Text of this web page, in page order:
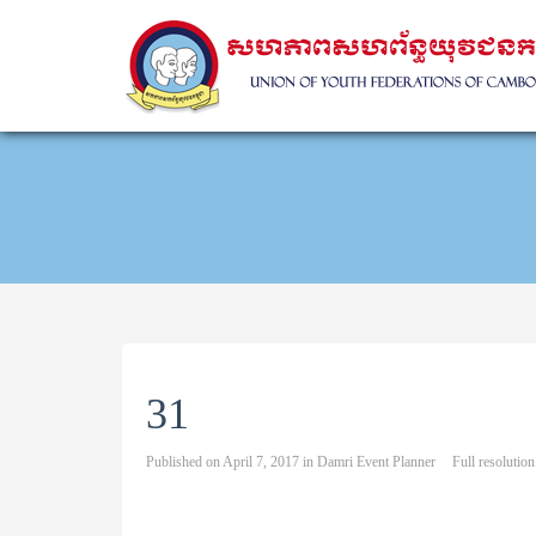
31
Published onApril 7, 2017 in Damri Event Planner Full